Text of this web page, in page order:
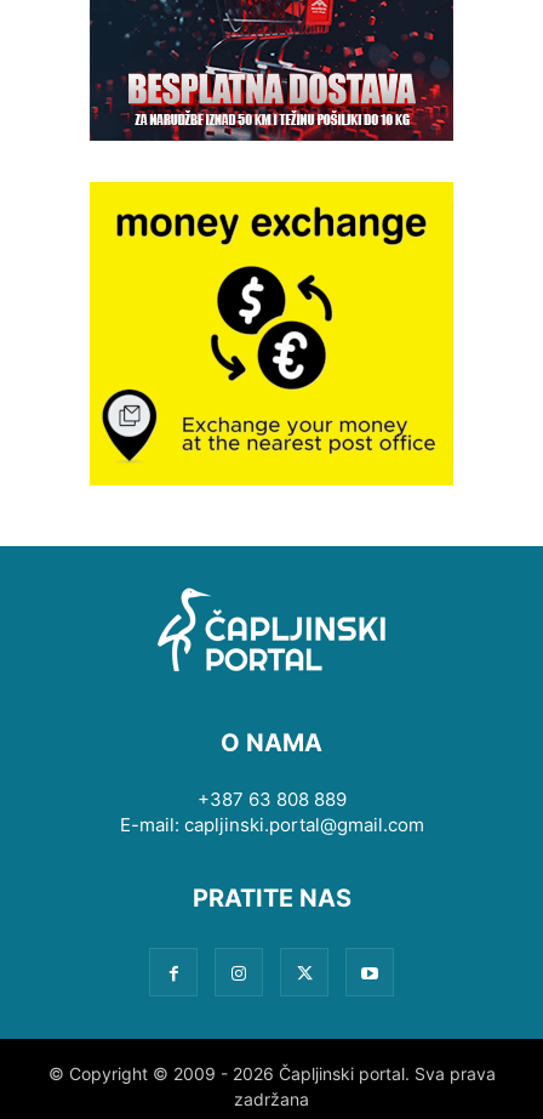
O NAMA
+387 63 808 889
E-mail: capljinski.portal@gmail.com
PRATITE NAS
© Copyright © 2009 - 2026 Čapljinski portal. Sva prava
zadržana